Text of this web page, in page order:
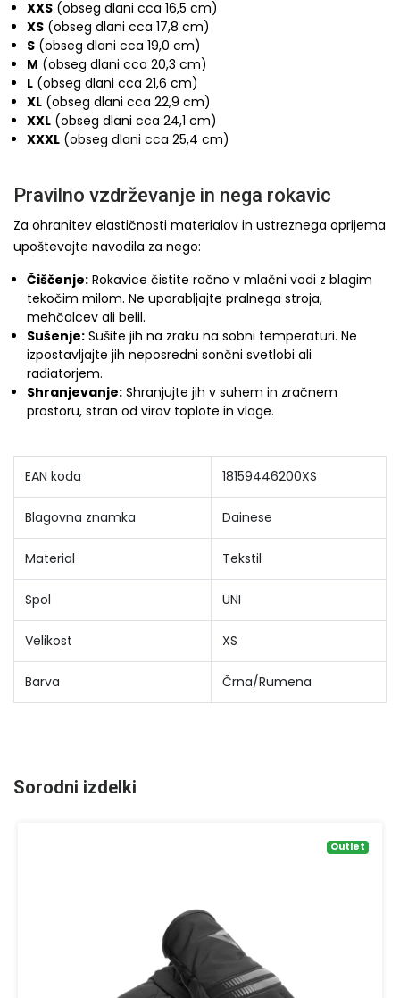
XXS (obseg dlani cca 16,5 cm)
XS (obseg dlani cca 17,8 cm)
S (obseg dlani cca 19,0 cm)
M (obseg dlani cca 20,3 cm)
L (obseg dlani cca 21,6 cm)
XL (obseg dlani cca 22,9 cm)
XXL (obseg dlani cca 24,1 cm)
XXXL (obseg dlani cca 25,4 cm)
Pravilno vzdrževanje in nega rokavic
Za ohranitev elastičnosti materialov in ustreznega oprijema
upoštevajte navodila za nego:
Čiščenje: Rokavice čistite ročno v mlačni vodi z blagim
tekočim milom. Ne uporabljajte pralnega stroja,
mehčalcev ali belil.
Sušenje: Sušite jih na zraku na sobni temperaturi. Ne
izpostavljajte jih neposredni sončni svetlobi ali
radiatorjem.
Shranjevanje: Shranjujte jih v suhem in zračnem
prostoru, stran od virov toplote in vlage.
EAN koda 18159446200XS
Blagovna znamka Dainese
Material Tekstil
Spol UNI
Velikost XS
Barva Črna/Rumena
Sorodni izdelki
Outlet